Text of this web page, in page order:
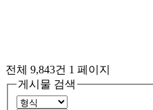
전체 9,843건 1 페이지
게시물 검색